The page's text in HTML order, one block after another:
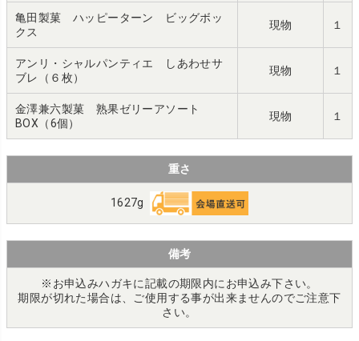
亀田製菓 ハッピーターン ビッグボッ
クス
現物 １
アンリ・シャルパンティエ しあわせサ
ブレ（６枚）
現物 １
金澤兼六製菓 熟果ゼリーアソート
BOX（6個）
現物 １
重さ
1627g
備考
※お申込みハガキに記載の期限内にお申込み下さい。
期限が切れた場合は、ご使用する事が出来ませんのでご注意下
さい。